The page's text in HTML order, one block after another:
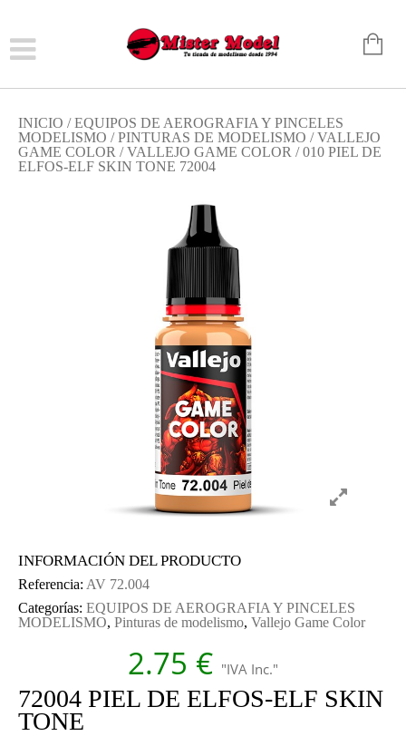
INICIO /EQUIPOS DE AEROGRAFIA Y PINCELES
MODELISMO /PINTURAS DE MODELISMO /VALLEJO
GAME COLOR /VALLEJO GAME COLOR / 010 PIEL DE
ELFOS-ELF SKIN TONE 72004
INFORMACIÓN DEL PRODUCTO
Referencia: AV 72.004
Categorías: EQUIPOS DE AEROGRAFIA Y PINCELES
MODELISMO, Pinturas de modelismo, Vallejo Game Color
2.75 € "IVA Inc."
72004 PIEL DE ELFOS-ELF SKIN
TONE